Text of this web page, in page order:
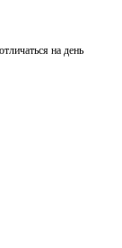
на день